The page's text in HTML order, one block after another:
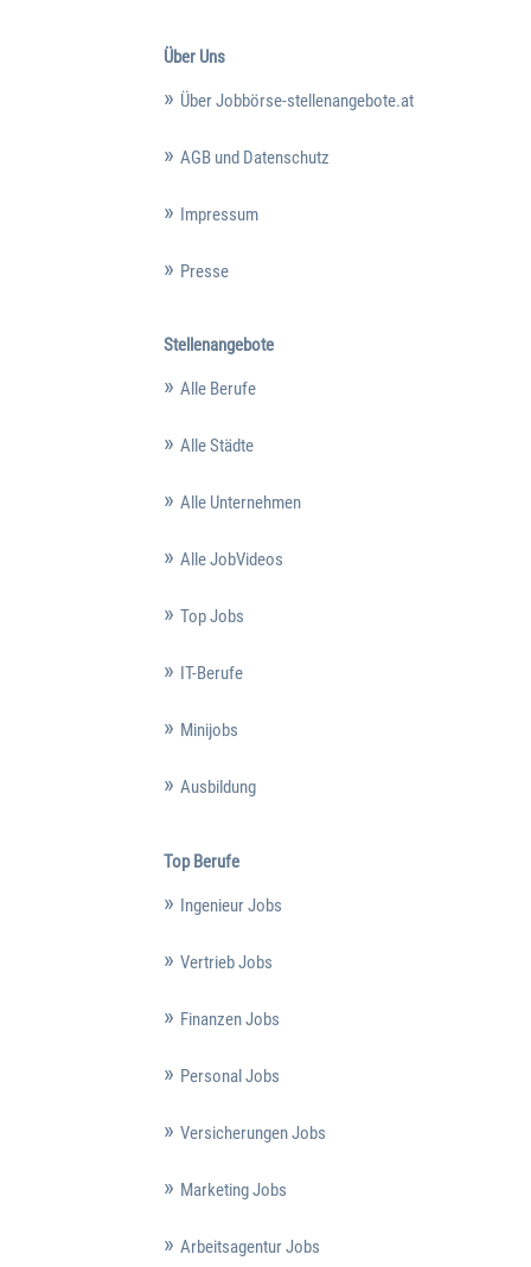
Über Uns
Über Jobbörse-stellenangebote.at
AGB und Datenschutz
Impressum
Presse
Stellenangebote
Alle Berufe
Alle Städte
Alle Unternehmen
Alle JobVideos
Top Jobs
IT-Berufe
Minijobs
Ausbildung
Top Berufe
Ingenieur Jobs
Vertrieb Jobs
Finanzen Jobs
Personal Jobs
Versicherungen Jobs
Marketing Jobs
Arbeitsagentur Jobs